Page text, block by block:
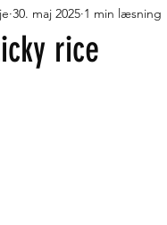
med fløde Desserter
rice
30. maj 2025 1 min læsning